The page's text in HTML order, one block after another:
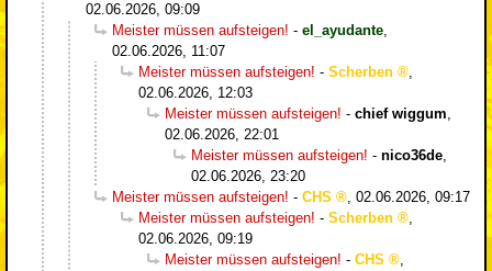
02.06.2026, 09:09
Meister müssen aufsteigen! - el_ayudante,
02.06.2026, 11:07
Meister müssen aufsteigen! - Scherben
,
02.06.2026, 12:03
Meister müssen aufsteigen! - chief wiggum,
02.06.2026, 22:01
Meister müssen aufsteigen! - nico36de,
02.06.2026, 23:20
Meister müssen aufsteigen! - CHS , 02.06.2026, 09:17
Meister müssen aufsteigen! - Scherben
,
02.06.2026, 09:19
Meister müssen aufsteigen! - CHS
,